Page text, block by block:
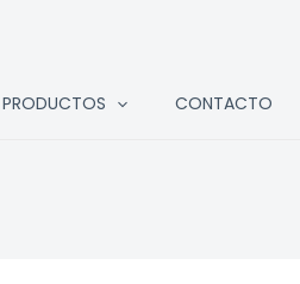
PRODUCTOS CONTACTO